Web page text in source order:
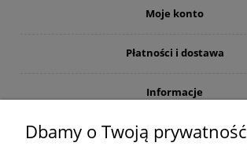
Moje konto
Płatności i dostawa
Informacje
O nas
Dbamy o Twoją prywatność